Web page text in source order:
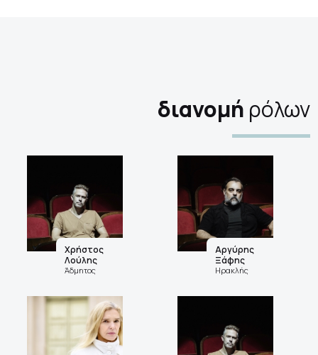
διανομή ρόλων
Χρήστος
Λούλης
Άδμητος
Αργύρης
Ξάφης
Ηρακλής